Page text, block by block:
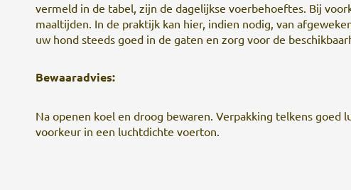
vermeld in de tabel, zijn de dagelijkse voerbehoeftes. Bij
maaltijden. In de praktijk kan hier, indien nodig, van
uw hond steeds goed in de gaten en zorg voor de
Bewaaradvies:
Na openen koel en droog bewaren. Verpakking telkens goed
voorkeur in een luchtdichte voerton.